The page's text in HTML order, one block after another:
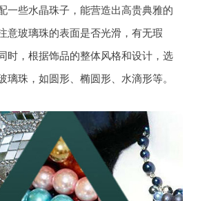
一些水晶珠子，能营造出高贵典雅的
意玻璃珠的表面是否光滑，有无瑕
时，根据饰品的整体风格和设计，选
璃珠，如圆形、椭圆形、水滴形等。